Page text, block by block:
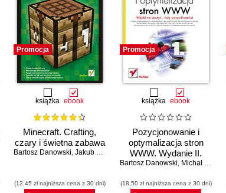
Promocja
książka ebook
Minecraft. Crafting,
czary i świetna zabawa
Bartosz Danowski, Jakub Danowski
(12,45 zł najniższa cena z 30 dni)
Promocja
książka ebook
Pozycjonowanie i
optymalizacja stron
WWW. Wydanie II.
Ćwiczenia praktyczne
Bartosz Danowski, Michał Makaruk
(18,50 zł najniższa cena z 30 dni)